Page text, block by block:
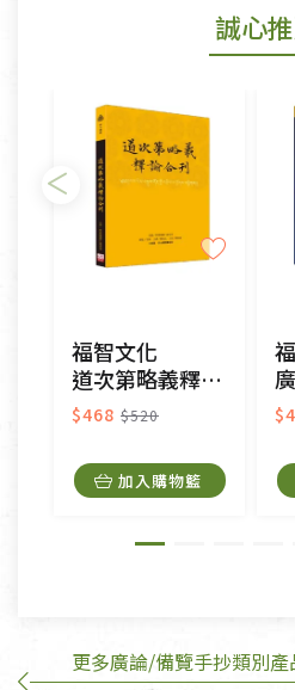
若您購買的商品有下列「不
形者，除商品瑕疵以外，恕不
日)的服務，原則上若商品未
瑕疵)，一般皆可申請退換貨
不適用七天鑑賞期商品：
以數位或電磁紀錄形式儲存
接受原片換新。
衣飾鞋類-如T恤，如於送達
美容保養用品、內衣褲、襪
內衣褲、襪子、口罩個人衛
外,依據《通訊交易解除權合
訂購手抄稿退貨需知：
誠心
福智文化
道次第略義釋論合刊
$468 $520
加入購物籃
廣
更多廣論/備覽手抄類別產